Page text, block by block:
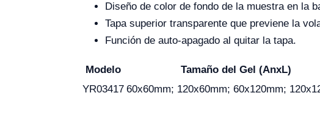
Diseño de color de fondo de la muestra en la
Tapa superior transparente que previene la
Función de auto-apagado al quitar la tapa.
Modelo Tamaño del Gel (AnxL)
YR03417 60x60mm; 120x60mm; 60x120mm;